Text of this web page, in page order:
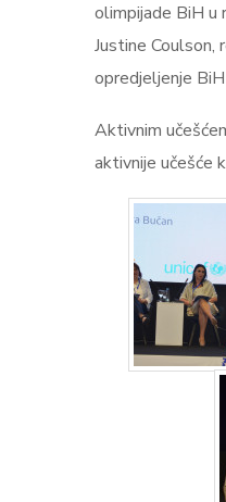
olimpijade BiH u
Justine Coulson,
opredjeljenje
Aktivnim
aktivnije učešće